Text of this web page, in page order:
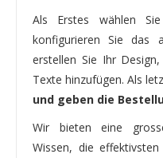
Als Erstes wählen
konfigurieren Sie das
erstellen Sie Ihr
Texte hinzufügen. Als
und geben die
Wir bieten eine
Wissen, die